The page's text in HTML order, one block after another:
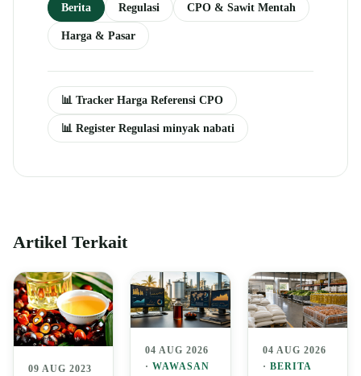
Berita Regulasi CPO & Sawit Mentah
Harga & Pasar
📊 Tracker Harga Referensi CPO
📊 Register Regulasi minyak nabati
Artikel Terkait
09 AUG 2023
04 AUG 2026
·WAWASAN
04 AUG 2026
· BERITA